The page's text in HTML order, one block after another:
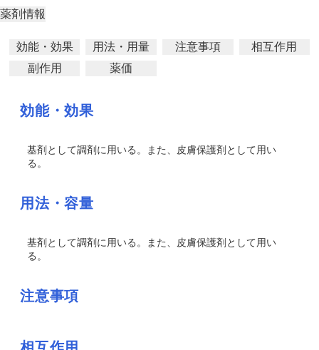
薬剤情報
効能・効果 用法・用量 注意事項
相互作用
副作用
薬価
効能・効果
基剤として調剤に用いる。また、皮膚保護剤として用い
る。
用法・容量
基剤として調剤に用いる。また、皮膚保護剤として用い
る。
注意事項